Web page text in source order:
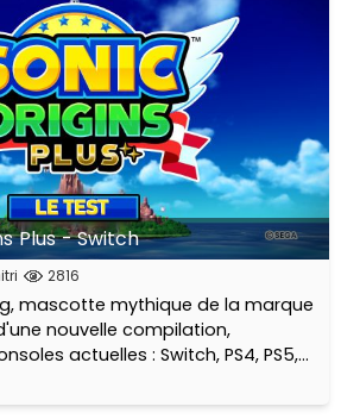
Plus - Switch
2816
mascotte mythique de la marque
nouvelle compilation,
actuelles : Switch, PS4, PS5,
sur les titres qui ont fait la genèse